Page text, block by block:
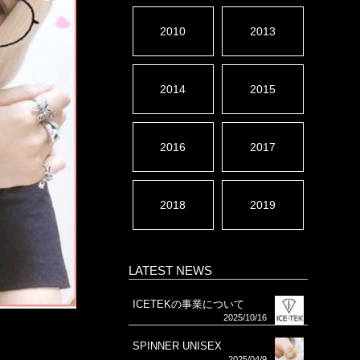
2010 2013
2014 2015
2016 2017
2018 2019
LATEST NEWS
ICETEKの事業について
2025/10/16
SPINNER UNISEX